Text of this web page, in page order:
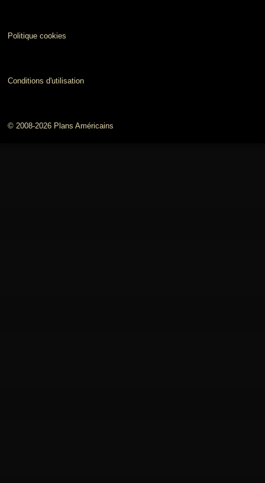
Politique cookies
Conditions d'utilisation
© 2008-2026 Plans Américains